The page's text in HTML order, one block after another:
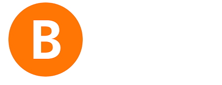
content